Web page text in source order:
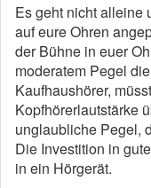
Es geht nicht alleine
auf eure Ohren
der Bühne in euer
moderatem Pegel
Kaufhaushörer,
Kopfhörerlautstärke
unglaubliche Pegel,
Die Investition in
in ein Hörgerät.